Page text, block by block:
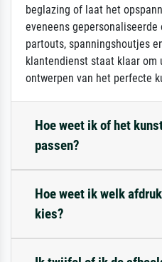
beglazing of laat het
eveneens
partouts, spanningshoutjes
klantendienst staat klaar
ontwerpen van het perfecte
Hoe weet ik of het
passen?
Hoe weet ik welk
kies?